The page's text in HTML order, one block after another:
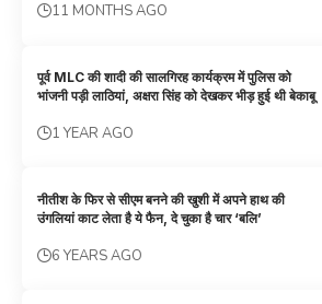
11 MONTHS AGO
पूर्व MLC की शादी की सालगिरह कार्यक्रम में पुलिस को
भांजनी पड़ी लाठियां, अक्षरा सिंह को देखकर भीड़ हुई थी बेकाबू
1 YEAR AGO
नीतीश के फिर से सीएम बनने की खुशी में अपने हाथ की
उंगलियां काट लेता है ये फैन, दे चुका है चार ‘बलि’
6 YEARS AGO